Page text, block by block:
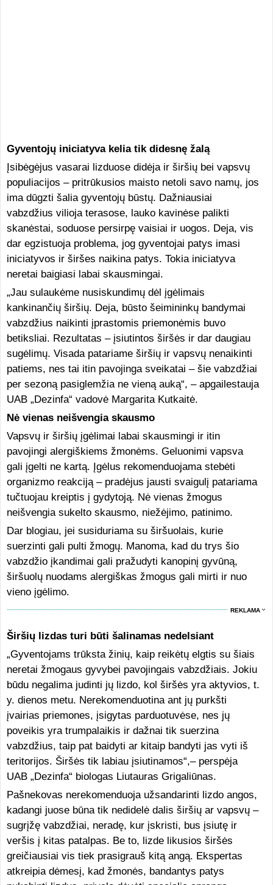
Gyventojų iniciatyva kelia tik didesnę žalą
Įsibėgėjus vasarai lizduose didėja ir širšių bei vapsvų
populiacijos – pritrūkusios maisto netoli savo namų, jos
ima dūgzti šalia gyventojų būstų. Dažniausiai
vabzdžius vilioja terasose, lauko kavinėse palikti
skanėstai, soduose persirpę vaisiai ir uogos. Deja, vis
dar egzistuoja problema, jog gyventojai patys imasi
iniciatyvos ir širšes naikina patys. Tokia iniciatyva
neretai baigiasi labai skausmingai.
„Jau sulaukėme nusiskundimų dėl įgėlimais
kankinančių širšių. Deja, būsto šeimininkų bandymai
vabzdžius naikinti įprastomis priemonėmis buvo
betiksliai. Rezultatas – įsiutintos širšės ir dar daugiau
sugėlimų. Visada patariame širšių ir vapsvų nenaikinti
patiems, nes tai itin pavojinga sveikatai – šie vabzdžiai
per sezoną pasiglemžia ne vieną auką“, – apgailestauja
UAB „Dezinfa“ vadovė Margarita Kutkaitė.
Nė vienas neišvengia skausmo
Vapsvų ir širšių įgėlimai labai skausmingi ir itin
pavojingi alergiškiems žmonėms. Geluonimi vapsva
gali įgelti ne kartą. Įgėlus rekomenduojama stebėti
organizmo reakciją – pradėjus jausti svaigulį patariama
tučtuojau kreiptis į gydytoją. Nė vienas žmogus
neišvengia sukelto skausmo, niežėjimo, patinimo.
Dar blogiau, jei susiduriama su širšuolais, kurie
suerzinti gali pulti žmogų. Manoma, kad du trys šio
vabzdžio įkandimai gali pražudyti kanopinį gyvūną,
širšuolų nuodams alergiškas žmogus gali mirti ir nuo
vieno įgėlimo.
REKLAMA
Širšių lizdas turi būti šalinamas nedelsiant
„Gyventojams trūksta žinių, kaip reikėtų elgtis su šiais
neretai žmogaus gyvybei pavojingais vabzdžiais. Jokiu
būdu negalima judinti jų lizdo, kol širšės yra aktyvios, t.
y. dienos metu. Nerekomenduotina ant jų purkšti
įvairias priemones, įsigytas parduotuvėse, nes jų
poveikis yra trumpalaikis ir dažnai tik suerzina
vabzdžius, taip pat baidyti ar kitaip bandyti jas vyti iš
teritorijos. Širšės tik labiau įsiutinamos“,– perspėja
UAB „Dezinfa“ biologas Liutauras Grigaliūnas.
Pašnekovas nerekomenduoja užsandarinti lizdo angos,
kadangi juose būna tik nedidelė dalis širšių ar vapsvų –
sugrįžę vabzdžiai, neradę, kur įskristi, bus įsiutę ir
veršis į kitas patalpas. Be to, lizde likusios širšės
greičiausiai vis tiek prasigrauš kitą angą. Ekspertas
atkreipia dėmesį, kad žmonės, bandantys patys